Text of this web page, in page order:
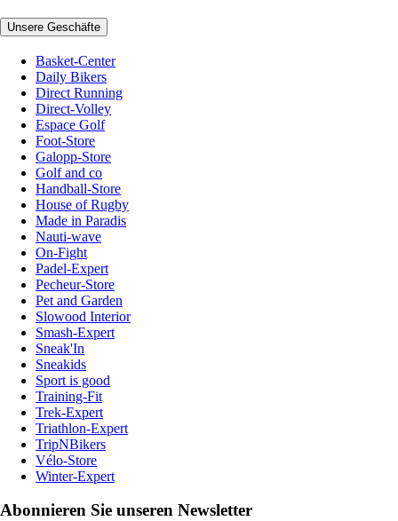
Unsere Geschäfte
Basket-Center
Daily Bikers
Direct Running
Direct-Volley
Espace Golf
Foot-Store
Galopp-Store
Golf and co
Handball-Store
House of Rugby
Made in Paradis
Nauti-wave
On-Fight
Padel-Expert
Pecheur-Store
Pet and Garden
Slowood Interior
Smash-Expert
Sneak'In
Sneakids
Sport is good
Training-Fit
Trek-Expert
Triathlon-Expert
TripNBikers
Vélo-Store
Winter-Expert
Abonnieren Sie unseren Newsletter